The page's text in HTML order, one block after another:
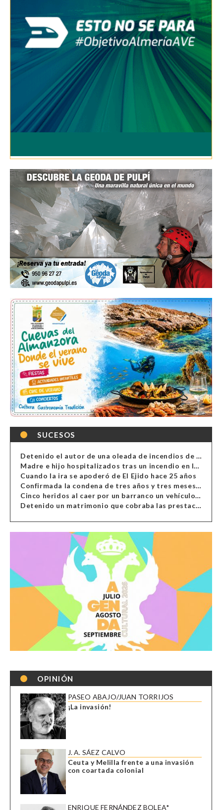
SUCESOS
Detenido el autor de una oleada de incendios de contenedores en Almería
Madre e hijo hospitalizados tras un incendio en la cocina de una vivienda en Almería
Cuando la ira se apoderó de El Ejido hace 25 años
Confirmada la condena de tres años y tres meses al hombre de Antas acusado de xenofobia
Cinco heridos al caer por un barranco un vehículo en Alcolea
Detenido un matrimonio que cobraba las prestaciones de ilegales en Almería, Granada, Málaga, Huelva y Murcia
OPINIÓN
PASEO ABAJO/JUAN TORRIJOS
¡La invasión!
J. A. SÁEZ CALVO
Ceuta y Melilla frente a una invasión
con coartada colonial
ENRIQUE FERNÁNDEZ BOLEA*